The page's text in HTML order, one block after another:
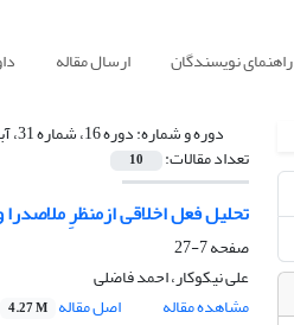
راهنمای نویسندگان ارسال مقاله
دوره و شماره:دوره 16، شماره 31، آبان 1403
تعداد مقالات: 10
تحلیل فعل اخلاقی ازمنظرِ
صفحه7-27
علی نیکوکار، احمد فاضلی
مشاهده مقاله
اصل مقاله 4.27 M